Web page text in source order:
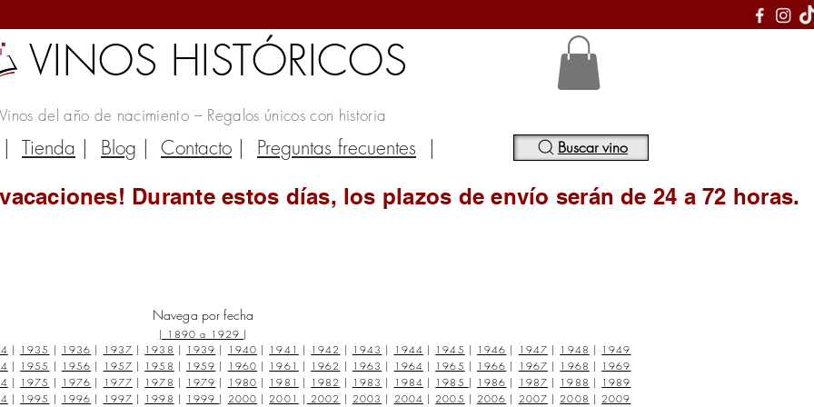
VINOS HISTÓRICOS
Vinos del año de nacimiento – Regalos únicos con historia
| Tienda | Blog | Contacto | Preguntas frecuentes | Buscar vino
Durante estos días, los plazos de envío serán de 24 a 72 horas.
Navega por fecha
| 1890 a 1929 |
| 1935 | 1936 | 1937 | 1938 | 1939 | 1940 | 1941 | 1942 | 1943 | 1944 | 1945 | 1946 | 1947 | 1948 | 1949
| 1955 | 1956 | 1957 | 1958 | 1959 | 1960 | 1961 | 1962 | 1963 | 1964 | 1965 | 1966 | 1967 | 1968 | 1969
| 1975 | 1976 | 1977 | 1978 | 1979 | 1980 | 1981 | 1982 | 1983 | 1984 | 1985 | 1986 | 1987 | 1988 | 1989
| 1995 | 1996 | 1997 | 1998 | 1999 | 2000 | 2001 | 2002 | 2003 | 2004 | 2005 | 2006 | 2007 | 2008 | 2009